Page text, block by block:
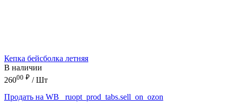
Кепка бейсболка летняя
В наличии
26000 ₽ / Шт
Продать на WB
_ruopt_prod_tabs.sell_on_ozon